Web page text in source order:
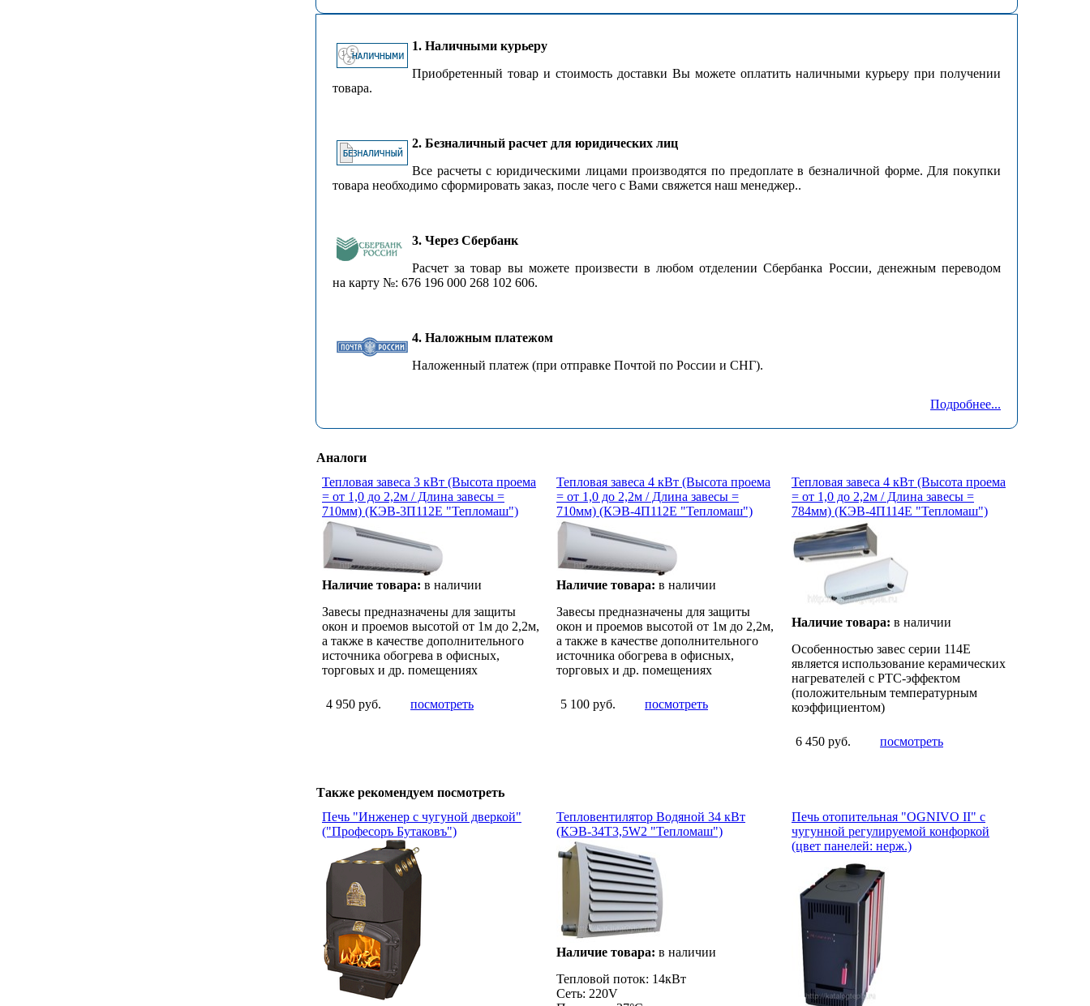
1. Наличными курьеру
Приобретенный товар и стоимость доставки Вы можете оплатить наличными курьеру при получении
товара.
2. Безналичный расчет для юридических лиц
Все расчеты с юридическими лицами производятся по предоплате в безналичной форме. Для покупки
товара необходимо сформировать заказ, после чего с Вами свяжется наш менеджер..
3. Через Сбербанк
Расчет за товар вы можете произвести в любом отделении Сбербанка России, денежным переводом
на карту №: 676 196 000 268 102 606.
4. Наложным платежом
Наложенный платеж (при отправке Почтой по России и СНГ).
Подробнее...
Аналоги
Тепловая завеса 3 кВт (Высота проема
= от 1,0 до 2,2м / Длина завесы =
710мм) (КЭВ-3П112Е "Тепломаш")
Наличие товара: в наличии
Завесы предназначены для защиты
окон и проемов высотой от 1м до 2,2м,
а также в качестве дополнительного
источника обогрева в офисных,
торговых и др. помещениях
4 950 руб. посмотреть
Тепловая завеса 4 кВт (Высота проема
= от 1,0 до 2,2м / Длина завесы =
710мм) (КЭВ-4П112Е "Тепломаш")
Наличие товара: в наличии
Завесы предназначены для защиты
окон и проемов высотой от 1м до 2,2м,
а также в качестве дополнительного
источника обогрева в офисных,
торговых и др. помещениях
5 100 руб. посмотреть
Тепловая завеса 4 кВт (Высота проема
= от 1,0 до 2,2м / Длина завесы =
784мм) (КЭВ-4П114Е "Тепломаш")
Наличие товара: в наличии
Особенностью завес серии 114Е
является использование керамических
нагревателей с РТС-эффектом
(положительным температурным
коэффициентом)
6 450 руб. посмотреть
Также рекомендуем посмотреть
Печь "Инженер c чугуной дверкой"
("Професоръ Бутаковъ")
Тепловентилятор Водяной 34 кВт
(КЭВ-34Т3,5W2 "Тепломаш")
Наличие товара: в наличии
Тепловой поток: 14кВт
Сеть: 220V
Печь отопительная "OGNIVO II" с
чугунной регулируемой конфоркой
(цвет панелей: нерж.)